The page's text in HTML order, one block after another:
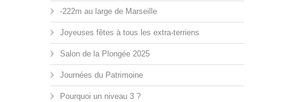
-222m au large de Marseille
Joyeuses fêtes à tous les extra-terriens
Salon de la Plongée 2025
Journées du Patrimoine
Pourquoi un niveau 3 ?